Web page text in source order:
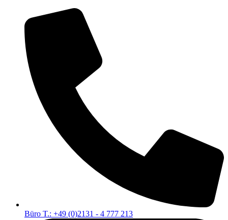
Büro T.: +49 (0)2131 - 4 777 213